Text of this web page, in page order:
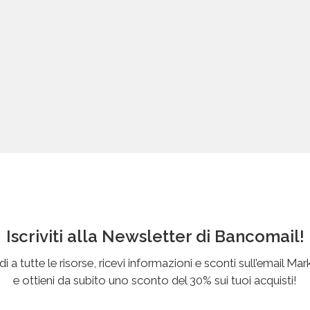
Iscriviti alla Newsletter di Bancomail!
a tutte le risorse, ricevi informazioni e sconti sull’email
e ottieni da subito uno sconto del 30% sui tuoi acquisti!